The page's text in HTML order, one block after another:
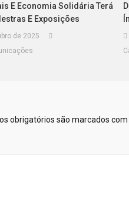
E Economia Solidária Terá
E Exposições
de 2025
obrigatórios são marcados com